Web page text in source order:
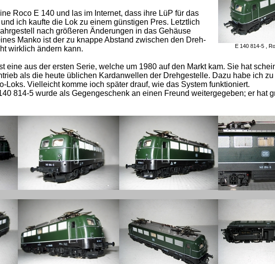
Roco E 140 und las im Internet, dass ihre LüP für das
ich kaufte die Lok zu einem günstigen Pres. Letztlich
nach größeren Änderungen in das Gehäuse
Manko ist der zu knappe Abstand zwischen den Dreh-
wirklich ändern kann.
E 140 814-5 ,
eine aus der ersten Serie, welche um 1980 auf den Markt kam. Sie hat
als die heute üblichen Kardanwellen der Drehgestelle. Dazu habe ich
Loks. Vielleicht komme ioch später drauf, wie das System funktioniert.
814-5 wurde als Gegengeschenk an einen Freund weitergegeben; er hat